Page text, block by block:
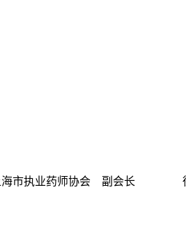
上海市执业药师协会 副会长